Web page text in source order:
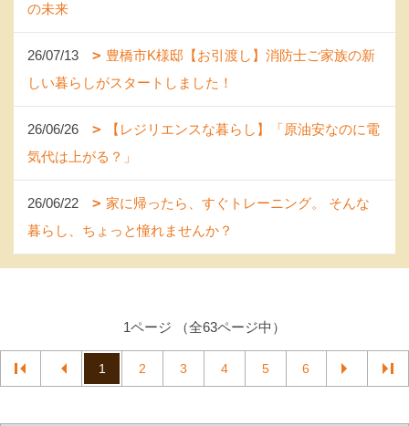
の未来
26/07/13
豊橋市K様邸【お引渡し】消防士ご家族の新
しい暮らしがスタートしました！
26/06/26
【レジリエンスな暮らし】「原油安なのに電
気代は上がる？」
26/06/22
家に帰ったら、すぐトレーニング。 そんな
暮らし、ちょっと憧れませんか？
1ページ （全63ページ中）
1 2 3 4 5 6